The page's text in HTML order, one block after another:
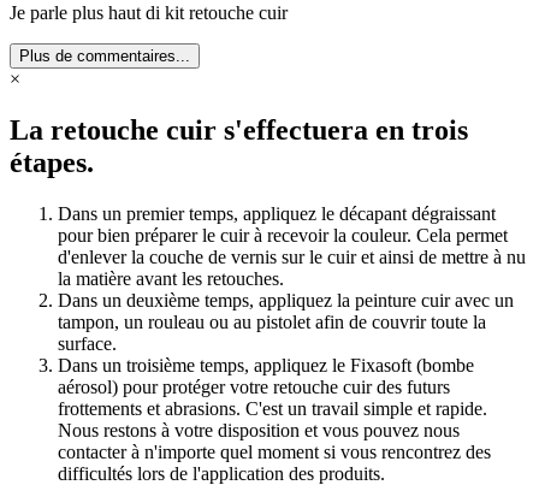
Je parle plus haut di kit retouche cuir
Plus de commentaires...
×
La retouche cuir s'effectuera en trois
étapes.
Dans un premier temps, appliquez le décapant dégraissant
pour bien préparer le cuir à recevoir la couleur. Cela permet
d'enlever la couche de vernis sur le cuir et ainsi de mettre à nu
la matière avant les retouches.
Dans un deuxième temps, appliquez la peinture cuir avec un
tampon, un rouleau ou au pistolet afin de couvrir toute la
surface.
Dans un troisième temps, appliquez le Fixasoft (bombe
aérosol) pour protéger votre retouche cuir des futurs
frottements et abrasions. C'est un travail simple et rapide.
Nous restons à votre disposition et vous pouvez nous
contacter à n'importe quel moment si vous rencontrez des
difficultés lors de l'application des produits.